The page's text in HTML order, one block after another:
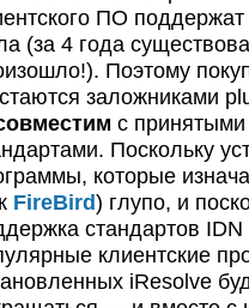
ПО
(за 4 года
Поэтому
заложниками
с
Поскольку
которые
FireBird) глупо, и
стандартов
клиентские
iResolve